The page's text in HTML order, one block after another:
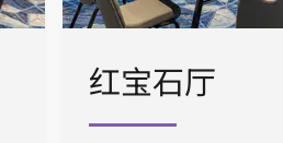
红宝石厅